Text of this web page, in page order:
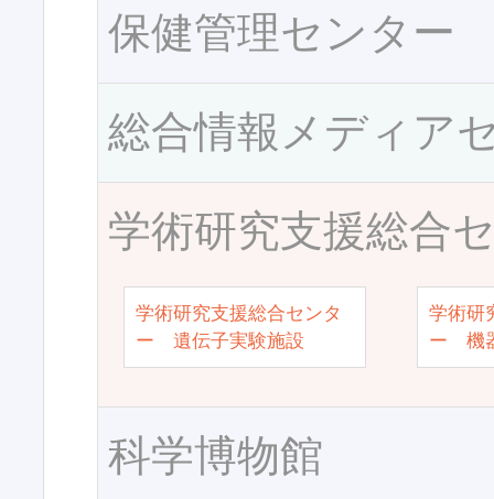
保健管理センター
総合情報メディア
学術研究支援総合
学術研究支援総合センタ
ー 遺伝子実験施設
学術研
ー 機
科学博物館